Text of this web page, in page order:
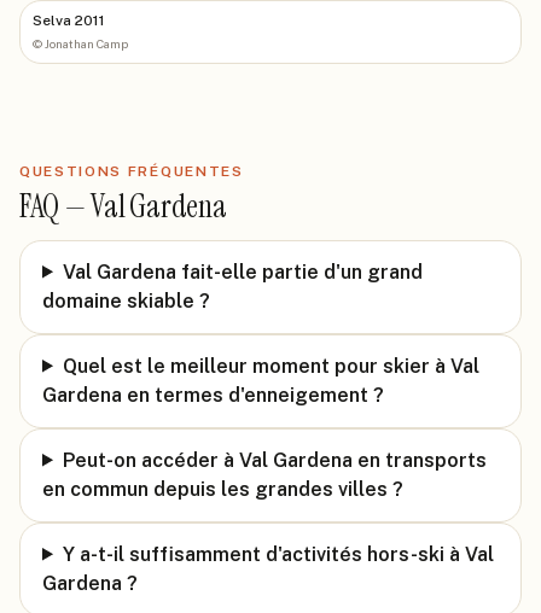
Selva 2011
© Jonathan Camp
QUESTIONS FRÉQUENTES
FAQ —Val Gardena
Val Gardena fait-elle partie d'un grand
domaine skiable ?
Quel est le meilleur moment pour skier à Val
Gardena en termes d'enneigement ?
Peut-on accéder à Val Gardena en transports
en commun depuis les grandes villes ?
Y a-t-il suffisamment d'activités hors-ski à Val
Gardena ?